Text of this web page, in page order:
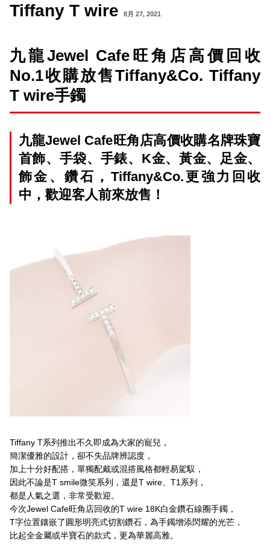
Tiffany T wire
8月 27, 2021
九龍Jewel Cafe旺角店高價回收
No.1收購放售Tiffany&Co. Tiffany
Twire手鐲
九龍Jewel Cafe旺角店高價收購名牌珠寶
首飾、手袋、手錶、K金、黃金、足金、
飾金、鑽石，Tiffany&Co.更強力回收
中，歡迎客人前來放售！
Tiffany T系列推出不久即成為大家的寵兒，
簡潔優雅的設計，卻不失品牌辨認度，
加上十分好配搭，單獨配戴或混搭風格都輕易駕馭，
因此不論是T smile微笑系列，還是T wire、T1系列，
都是人氣之選，非常受歡迎。
今次Jewel Cafe旺角店回收的T wire 18K白金鑽石線圈手鐲，
T字位置鑲嵌了圓形明亮式切割鑽石，為手鐲增添閃耀的光芒，
比起全金屬或半寶石的款式，更為華麗高雅。